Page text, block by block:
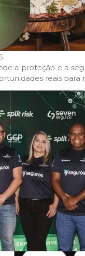
a proteção e a
reais para